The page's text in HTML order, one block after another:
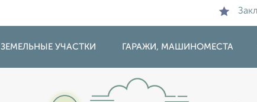
ЗЕМЕЛЬНЫЕ УЧАСТКИ ГАРАЖИ, МАШИНОМЕСТА